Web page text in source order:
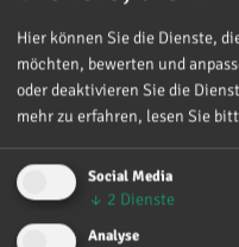
Online-
Videotelefonie
Sie können persönlich in
Sie können anrufen. Oder
Videotelefonie. Damit
Ort in Österreich aus nützen.
Hier können Sie die Dienste,
möchten, bewerten und
oder deaktivieren Sie die
mehr zu erfahren, lesen Sie
Social Media
↓ 2 Dienste
Analyse